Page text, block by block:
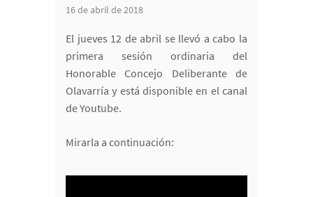
16 de abril de 2018
El jueves 12 de abril se llevó a cabo la
primera sesión ordinaria del
Honorable Concejo Deliberante de
Olavarría y está disponible en el canal
de Youtube.
Mirarla a continuación: